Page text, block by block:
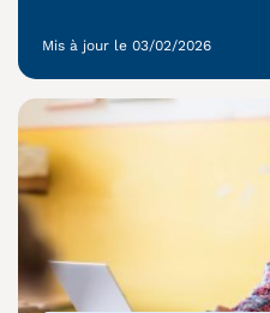
Mis à jour le 03/02/2026